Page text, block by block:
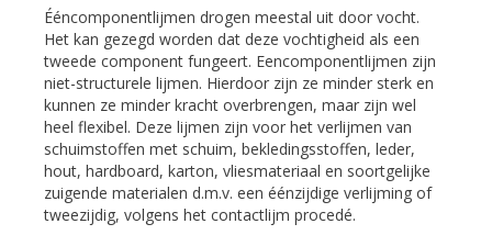
Ééncomponentlijmen drogen meestal uit door vocht.
Het kan gezegd worden dat deze vochtigheid als een
tweede component fungeert. Eencomponentlijmen zijn
niet-structurele lijmen. Hierdoor zijn ze minder sterk en
kunnen ze minder kracht overbrengen, maar zijn wel
heel flexibel. Deze lijmen zijn voor het verlijmen van
schuimstoffen met schuim, bekledingsstoffen, leder,
hout, hardboard, karton, vliesmateriaal en soortgelijke
zuigende materialen d.m.v. een éénzijdige verlijming of
tweezijdig, volgens het contactlijm procedé.